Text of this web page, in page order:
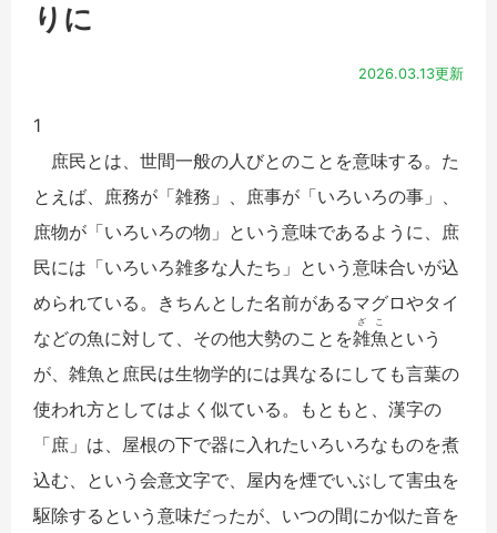
りに
2026.03.13更新
1
庶民とは、世間一般の人びとのことを意味する。た
とえば、庶務が「雑務」、庶事が「いろいろの事」、
庶物が「いろいろの物」という意味であるように、庶
民には「いろいろ雑多な人たち」という意味合いが込
められている。きちんとした名前があるマグロやタイ
などの魚に対して、その他大勢のことを雑魚
ざこ
という
が、雑魚と庶民は生物学的には異なるにしても言葉の
使われ方としてはよく似ている。もともと、漢字の
「庶」は、屋根の下で器に入れたいろいろなものを煮
込む、という会意文字で、屋内を煙でいぶして害虫を
駆除するという意味だったが、いつの間にか似た音を